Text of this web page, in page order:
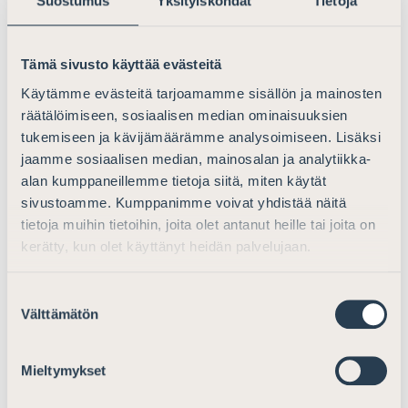
Tämä sivusto käyttää evästeitä
Käytämme evästeitä tarjoamamme sisällön ja mainosten
räätälöimiseen, sosiaalisen median ominaisuuksien
tukemiseen ja kävijämäärämme analysoimiseen. Lisäksi
jaamme sosiaalisen median, mainosalan ja analytiikka-
alan kumppaneillemme tietoja siitä, miten käytät
sivustoamme. Kumppanimme voivat yhdistää näitä
tietoja muihin tietoihin, joita olet antanut heille tai joita on
kerätty, kun olet käyttänyt heidän palvelujaan.
valinta
Välttämätön
Mieltymykset
Osuustodistuksista luopuminen
Työryhmämuistion mukaan laissa ei enää velvoitettaisi
rahastoyhtiötä antamaan osuustodistuksia.
Asianajajaliitto pitää ehdotusta asian- ja ajanmukaisena.
Mahdollisuus vaatia fyysisiä osuustodistuksia aiheuttaa
oikeudellista epävarmuutta. Rahasto-osuudet olisi
edelleen mahdollista liittää arvo-osuusjärjestelmään,
mikä onkin tarpeen erityisesti kaupankäynnin kohteena
olevien rahasto-osuuksien osalta.
sovellettaisiin ehdotuksen mukaan vastaavasti, mitä
Ehdotus viittaa siihen, että ns. määrännäisvelkakirjaa